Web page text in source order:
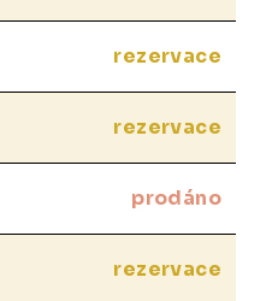
rezervace
rezervace
prodáno
rezervace